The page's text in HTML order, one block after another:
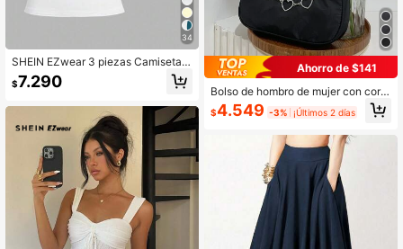
34
SHEIN EZwear 3 piezas Camisetas
de tirantes cortas y sexys para muje
r, apropiadas para el verano
$7.290
Ahorro de $141
Bolso de hombro de mujer con corre
a en forma de cadena de corazón y
diseño de media luna
$4.549 -3% ¡Últimos 2 días